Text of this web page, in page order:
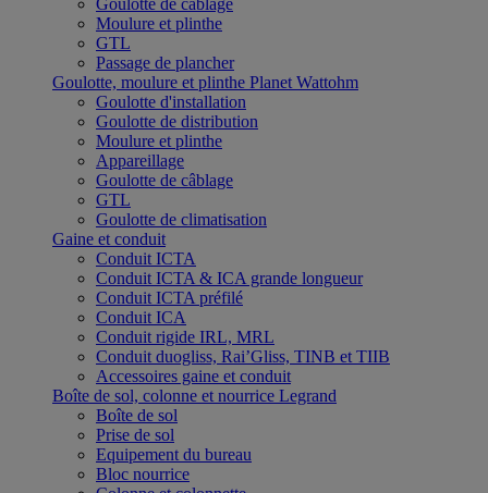
Goulotte de câblage
Moulure et plinthe
GTL
Passage de plancher
Goulotte, moulure et plinthe Planet Wattohm
Goulotte d'installation
Goulotte de distribution
Moulure et plinthe
Appareillage
Goulotte de câblage
GTL
Goulotte de climatisation
Gaine et conduit
Conduit ICTA
Conduit ICTA & ICA grande longueur
Conduit ICTA préfilé
Conduit ICA
Conduit rigide IRL, MRL
Conduit duogliss, Rai’Gliss, TINB et TIIB
Accessoires gaine et conduit
Boîte de sol, colonne et nourrice Legrand
Boîte de sol
Prise de sol
Equipement du bureau
Bloc nourrice